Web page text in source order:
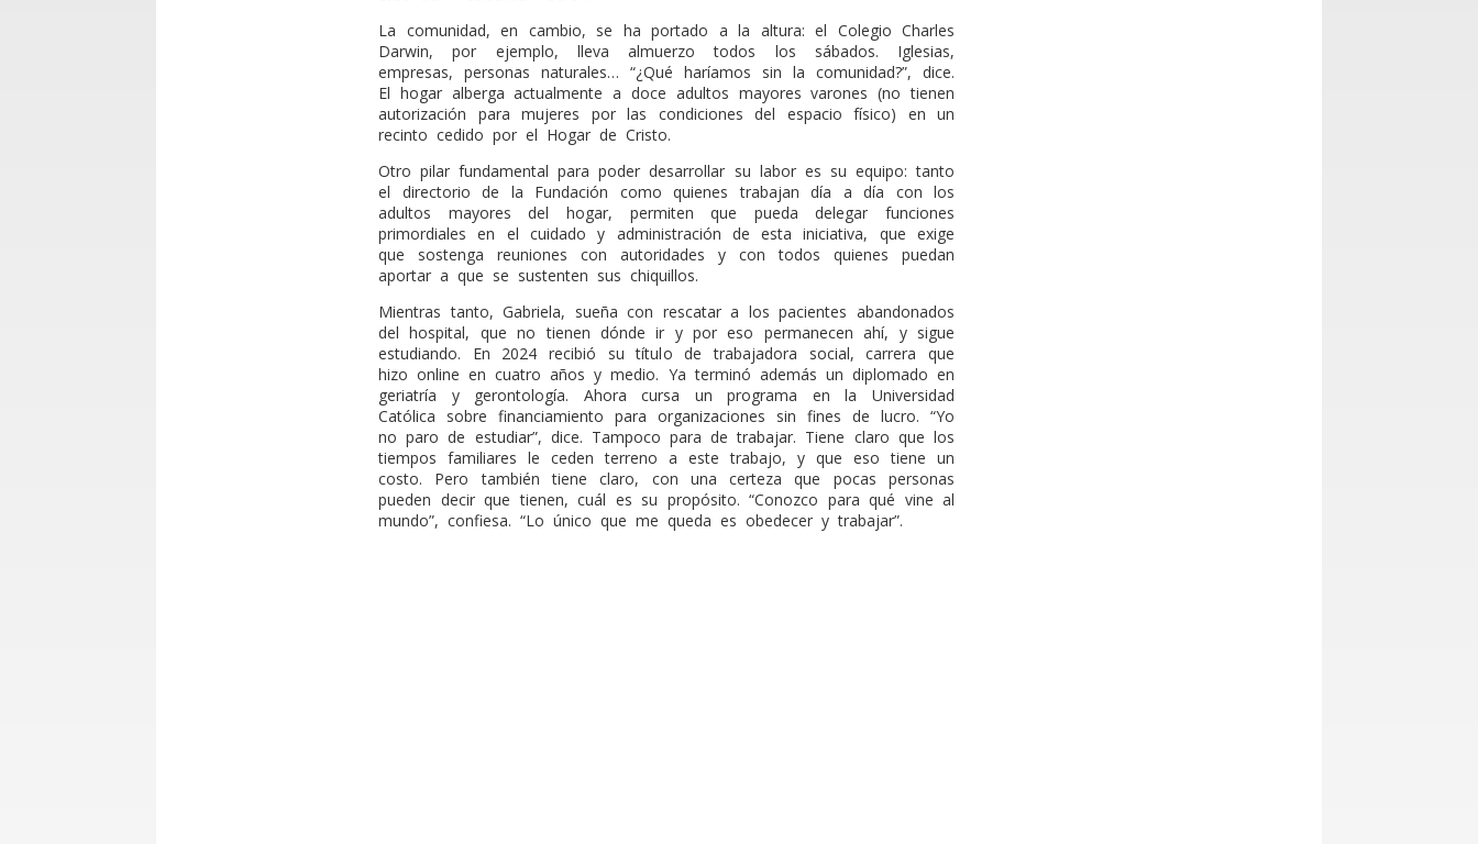
La comunidad, en cambio, se ha portado a la altura: el Colegio Charles
Darwin, por ejemplo, lleva almuerzo todos los sábados. Iglesias,
empresas, personas naturales… “¿Qué haríamos sin la comunidad?”, dice.
El hogar alberga actualmente a doce adultos mayores varones (no tienen
autorización para mujeres por las condiciones del espacio físico) en un
recinto cedido por el Hogar de Cristo.
Otro pilar fundamental para poder desarrollar su labor es su equipo: tanto
el directorio de la Fundación como quienes trabajan día a día con los
adultos mayores del hogar, permiten que pueda delegar funciones
primordiales en el cuidado y administración de esta iniciativa, que exige
que sostenga reuniones con autoridades y con todos quienes puedan
aportar a que se sustenten sus chiquillos.
Mientras tanto, Gabriela, sueña con rescatar a los pacientes abandonados
del hospital, que no tienen dónde ir y por eso permanecen ahí, y sigue
estudiando. En 2024 recibió su título de trabajadora social, carrera que
hizo online en cuatro años y medio. Ya terminó además un diplomado en
geriatría y gerontología. Ahora cursa un programa en la Universidad
Católica sobre financiamiento para organizaciones sin fines de lucro. “Yo
no paro de estudiar”, dice. Tampoco para de trabajar. Tiene claro que los
tiempos familiares le ceden terreno a este trabajo, y que eso tiene un
costo. Pero también tiene claro, con una certeza que pocas personas
pueden decir que tienen, cuál es su propósito. “Conozco para qué vine al
mundo”, confiesa. “Lo único que me queda es obedecer y trabajar”.